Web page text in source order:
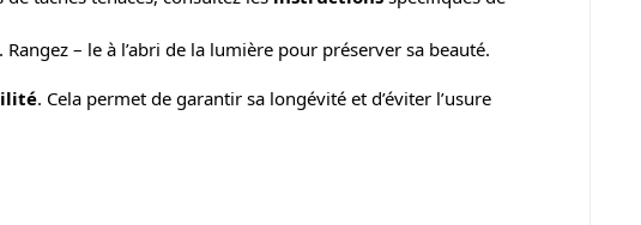
– le à l’abri de la lumière pour préserver sa beauté.
. Cela permet de garantir sa longévité et d’éviter l’usure